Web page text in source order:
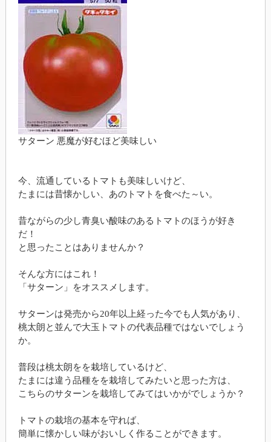
サターン 悪魔が好むほど美味しい
今、流通しているトマトも美味しいけど、
たまには昔懐かしい、あのトマトを食べた～い。
昔ながらの少し青臭い酸味のあるトマトのほうが好き
だ！
と思ったことはありませんか？
そんな方にはこれ！
「サターン」をオススメします。
サターンは発売から20年以上経った今でも人気があり、
桃太朗と並んで大玉トマトの代表品種ではないでしょう
か。
普段は桃太朗をを栽培しているけど、
たまには違う品種をを栽培してみたいと思った方は、
こちらのサターンを栽培してみてはいかがでしょうか？
トマトの栽培の基本を守れば、
簡単に懐かしい味がおいしく作ることができます。